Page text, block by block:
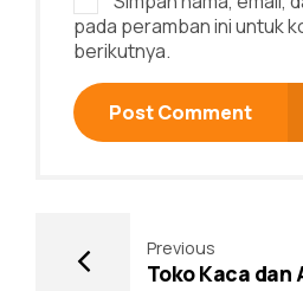
pada peramban ini untuk
berikutnya.
Post Comment
Previous
Toko Kaca dan